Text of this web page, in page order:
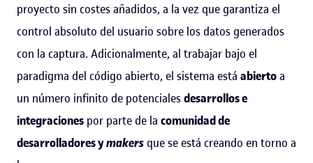
proyecto sin costes añadidos, a la vez que garantiza el
control absoluto del usuario sobre los datos generados
con la captura. Adicionalmente, al trabajar bajo el
paradigma del código abierto, el sistema está abiertoa
un número infinito de potencialesdesarrollos e
integraciones por parte de la comunidad de
desarrolladores ymakers que se está creando en torno a